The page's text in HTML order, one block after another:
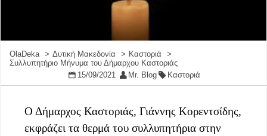
OlaDeka Δυτική Μακεδονία
Καστοριά
Συλλυπητήριο Μήνυμα του Δήμαρχου Καστοριάς
15/09/2021
Mr. Blog Καστοριά
Ο Δήμαρχος Καστοριάς, Γιάννης Κορεντσίδης,
εκφράζει τα θερμά του συλλυπητήρια στην